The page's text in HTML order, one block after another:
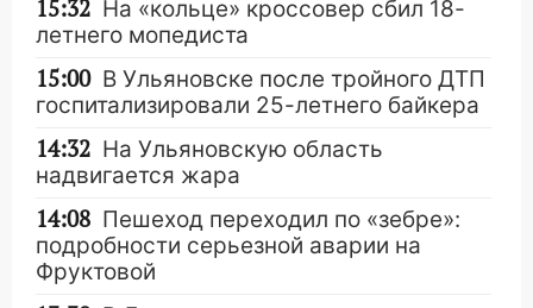
15:32 На «кольце» кроссовер сбил 18-
летнего мопедиста
15:00 В Ульяновске после тройного ДТП
госпитализировали 25-летнего байкера
14:32 На Ульяновскую область
надвигается жара
14:08 Пешеход переходил по «зебре»:
подробности серьезной аварии на
Фруктовой